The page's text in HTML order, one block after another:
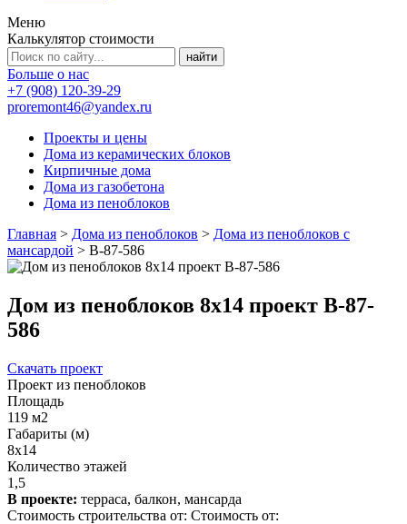
Меню
Калькулятор стоимости
Больше о нас
+7 (908) 120-39-29
proremont46@yandex.ru
Проекты и цены
Дома из керамических блоков
Кирпичные дома
Дома из газобетона
Дома из пеноблоков
Главная > Дома из пеноблоков > Дома из пеноблоков с
мансардой > В-87-586
Дом из пеноблоков 8х14 проект В-87-
586
Скачать проект
Проект из пеноблоков
Площадь
119 м2
Габариты (м)
8х14
Количество этажей
1,5
В проекте: терраса, балкон, мансарда
Стоимость строительства от: Стоимость от: